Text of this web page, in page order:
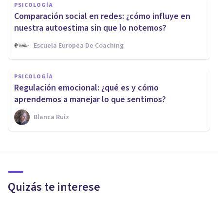
PSICOLOGÍA
Comparación social en redes: ¿cómo influye en
nuestra autoestima sin que lo notemos?
Escuela Europea De Coaching
PSICOLOGÍA
Regulación emocional: ¿qué es y cómo
aprendemos a manejar lo que sentimos?
Blanca Ruiz
Quizás te interese